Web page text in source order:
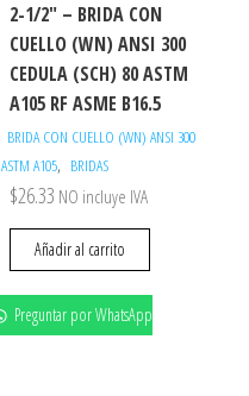
2-1/2″ – BRIDA CON
CUELLO (WN) ANSI 300
CEDULA (SCH) 80 ASTM
A105 RF ASME B16.5
BRIDA CON CUELLO (WN) ANSI 300
ASTM A105, BRIDAS
$26.33 NO incluye IVA
Añadir al carrito
Preguntar por WhatsApp